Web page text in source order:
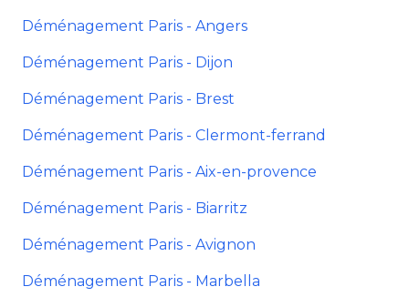
Déménagement Paris - Angers
Déménagement Paris - Dijon
Déménagement Paris - Brest
Déménagement Paris - Clermont-ferrand
Déménagement Paris - Aix-en-provence
Déménagement Paris - Biarritz
Déménagement Paris - Avignon
Déménagement Paris - Marbella